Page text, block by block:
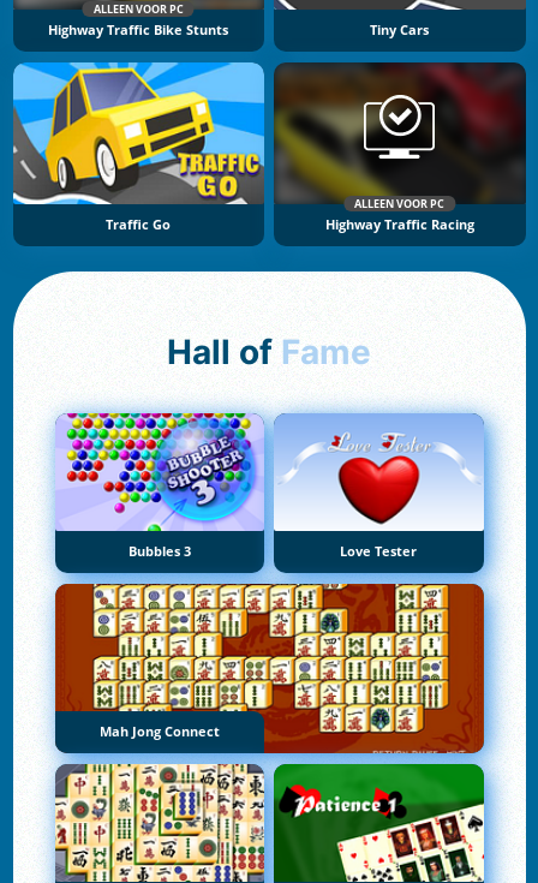
ALLEEN VOOR PC
Highway Traffic Bike Stunts Tiny Cars
Traffic Go
ALLEEN VOOR PC
Highway Traffic Racing
Hall of Fame
Bubbles 3 Love Tester
Mah Jong Connect